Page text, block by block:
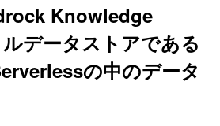
Knowledge
データストアである
の中のデータ